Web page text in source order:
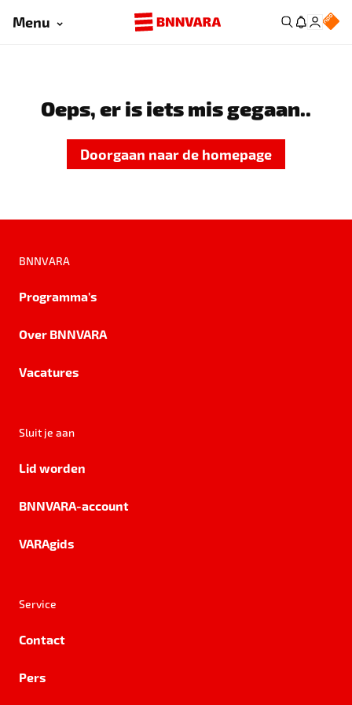
Menu
Oeps, er is iets mis gegaan..
Doorgaan naar de homepage
BNNVARA
Programma's
Over BNNVARA
Vacatures
Sluit je aan
Lid worden
BNNVARA-account
VARAgids
Service
Contact
Pers